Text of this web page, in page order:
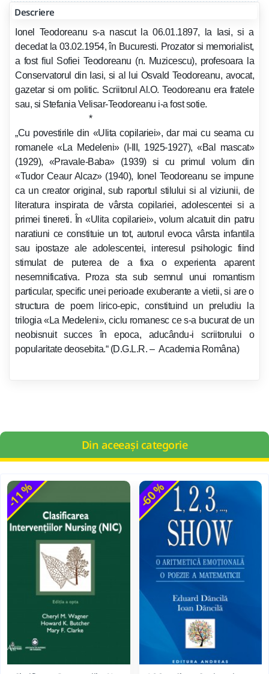
Descriere
Ionel Teodoreanu s-a nascut la 06.01.1897, la Iasi, si a
decedat la 03.02.1954, în Bucuresti. Prozator si memorialist,
a fost fiul Sofiei Teodoreanu (n. Muzicescu), profesoara la
Conservatorul din Iasi, si al lui Osvald Teodoreanu, avocat,
gazetar si om politic. Scriitorul Al.O. Teodoreanu era fratele
sau, si Stefania Velisar-Teodoreanu i-a fost sotie.
*
„Cu povestirile din «Ulita copilariei», dar mai cu seama cu
romanele «La Medeleni» (I-III, 1925-1927), «Bal mascat»
(1929), «Pravale-Baba» (1939) si cu primul volum din
«Tudor Ceaur Alcaz» (1940), Ionel Teodoreanu se impune
ca un creator original, sub raportul stilului si al viziunii, de
literatura inspirata de vârsta copilariei, adolescentei si a
primei tinereti. În «Ulita copilariei», volum alcatuit din patru
naratiuni ce constituie un tot, autorul evoca vârsta infantila
sau ipostaze ale adolescentei, interesul psihologic fiind
stimulat de puterea de a fixa o experienta aparent
nesemnificativa. Proza sta sub semnul unui romantism
particular, specific unei perioade exuberante a vietii, si are o
structura de poem lirico-epic, constituind un preludiu la
trilogia «La Medeleni», ciclu romanesc ce s-a bucurat de un
neobisnuit succes în epoca, aducându-i scriitorului o
popularitate deosebita.“ (D.G.L.R. – Academia Româna)
Din aceeași categorie
-11 % -60 %